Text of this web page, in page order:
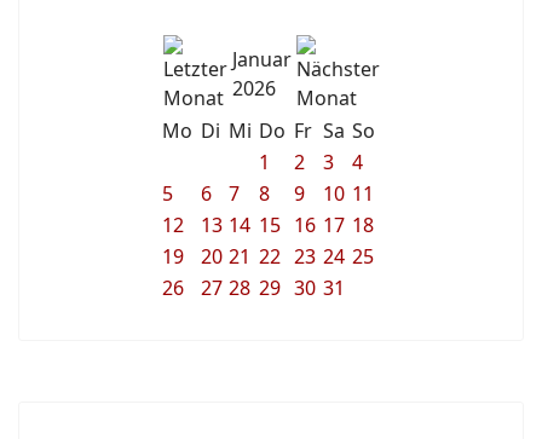
Januar
2026
Mo Di Mi Do Fr Sa So
1
2 3
4
5
6 7 8 9 10 11
12
13 14 15 16 17 18
19
20 21 22 23 24 25
26
27 28 29 30 31